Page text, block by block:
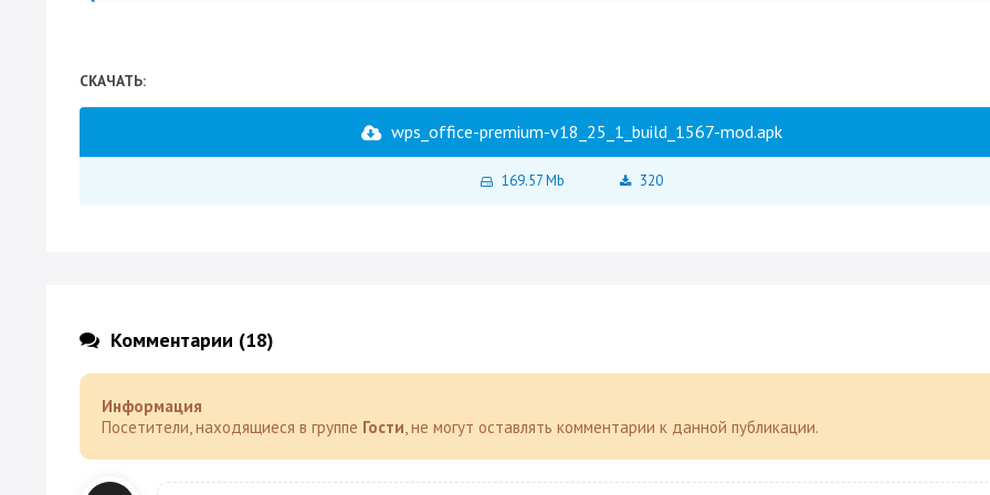
СКАЧАТЬ:
wps_office-premium-v18_25_1_build_1567-mod.apk
169.57 Mb 320
Комментарии (18)
Информация
Посетители, находящиеся в группе Гости, не могут оставлять комментарии к данной публикации.